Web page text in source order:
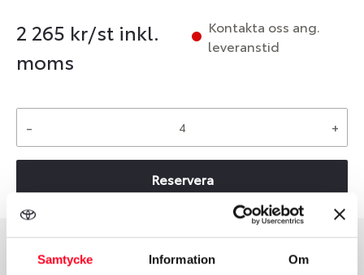
Samtycke Information Om
2 265 kr/st inkl.
moms
Kontakta oss ang.
leveranstid
- +
Reservera
Group Tum